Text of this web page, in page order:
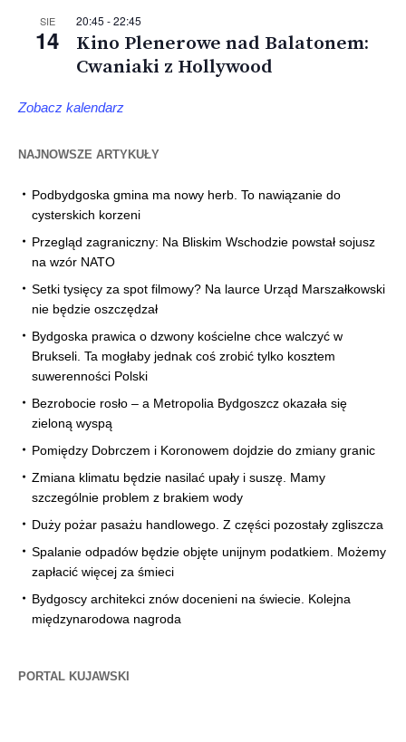
SIE
14
20:45 -22:45
Kino Plenerowe nad Balatonem:
Cwaniaki z Hollywood
Zobacz kalendarz
NAJNOWSZE ARTYKUŁY
Podbydgoska gmina ma nowy herb. To nawiązanie do
cysterskich korzeni
Przegląd zagraniczny: Na Bliskim Wschodzie powstał sojusz
na wzór NATO
Setki tysięcy za spot filmowy? Na laurce Urząd Marszałkowski
nie będzie oszczędzał
Bydgoska prawica o dzwony kościelne chce walczyć w
Brukseli. Ta mogłaby jednak coś zrobić tylko kosztem
suwerenności Polski
Bezrobocie rosło – a Metropolia Bydgoszcz okazała się
zieloną wyspą
Pomiędzy Dobrczem i Koronowem dojdzie do zmiany granic
Zmiana klimatu będzie nasilać upały i suszę. Mamy
szczególnie problem z brakiem wody
Duży pożar pasażu handlowego. Z części pozostały zgliszcza
Spalanie odpadów będzie objęte unijnym podatkiem. Możemy
zapłacić więcej za śmieci
Bydgoscy architekci znów docenieni na świecie. Kolejna
międzynarodowa nagroda
PORTAL KUJAWSKI